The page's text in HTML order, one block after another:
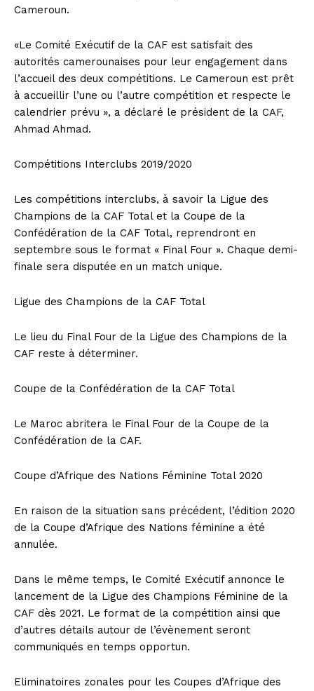
Cameroun.
«Le Comité Exécutif de la CAF est satisfait des
autorités camerounaises pour leur engagement dans
l’accueil des deux compétitions. Le Cameroun est prêt
à accueillir l’une ou l’autre compétition et respecte le
calendrier prévu », a déclaré le président de la CAF,
Ahmad Ahmad.
Compétitions Interclubs 2019/2020
Les compétitions interclubs, à savoir la Ligue des
Champions de la CAF Total et la Coupe de la
Confédération de la CAF Total, reprendront en
septembre sous le format « Final Four ». Chaque demi-
finale sera disputée en un match unique.
Ligue des Champions de la CAF Total
Le lieu du Final Four de la Ligue des Champions de la
CAF reste à déterminer.
Coupe de la Confédération de la CAF Total
Le Maroc abritera le Final Four de la Coupe de la
Confédération de la CAF.
Coupe d’Afrique des Nations Féminine Total 2020
En raison de la situation sans précédent, l’édition 2020
de la Coupe d’Afrique des Nations féminine a été
annulée.
Dans le même temps, le Comité Exécutif annonce le
lancement de la Ligue des Champions Féminine de la
CAF dès 2021. Le format de la compétition ainsi que
d’autres détails autour de l’évènement seront
communiqués en temps opportun.
Eliminatoires zonales pour les Coupes d’Afrique des